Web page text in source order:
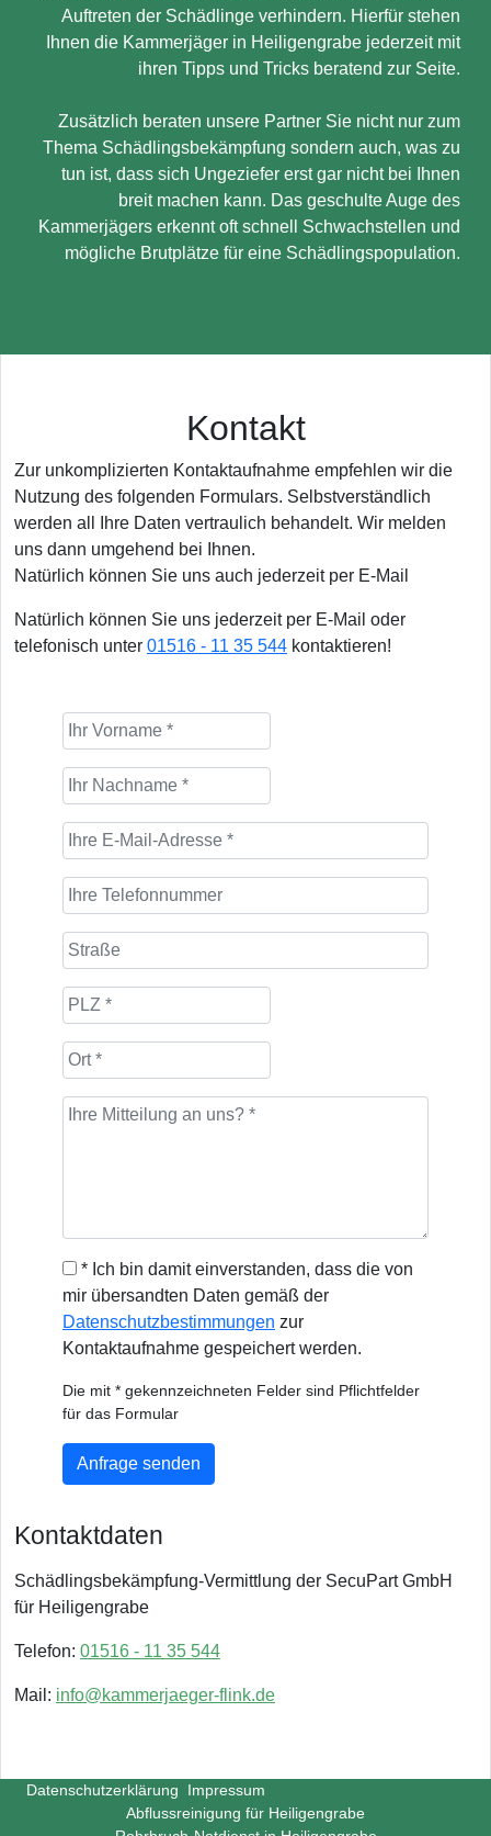
Auftreten der Schädlinge verhindern. Hierfür stehen
Ihnen die Kammerjäger in Heiligengrabe jederzeit mit
ihren Tipps und Tricks beratend zur Seite.
Zusätzlich beraten unsere Partner Sie nicht nur zum
Thema Schädlingsbekämpfung sondern auch, was zu
tun ist, dass sich Ungeziefer erst gar nicht bei Ihnen
breit machen kann. Das geschulte Auge des
Kammerjägers erkennt oft schnell Schwachstellen und
mögliche Brutplätze für eine Schädlingspopulation.
Kontakt
Zur unkomplizierten Kontaktaufnahme empfehlen wir die
Nutzung des folgenden Formulars. Selbstverständlich
werden all Ihre Daten vertraulich behandelt. Wir melden
uns dann umgehend bei Ihnen.
Natürlich können Sie uns auch jederzeit per E-Mail
Natürlich können Sie uns jederzeit per E-Mail oder
telefonisch unter 01516 - 11 35 544 kontaktieren!
* Ich bin damit einverstanden, dass die von
mir übersandten Daten gemäß der
Datenschutzbestimmungen zur
Kontaktaufnahme gespeichert werden.
Die mit * gekennzeichneten Felder sind Pflichtfelder
für das Formular
Anfrage senden
Kontaktdaten
Schädlingsbekämpfung-Vermittlung der SecuPart GmbH
für Heiligengrabe
Telefon: 01516 - 11 35 544
Mail: info@kammerjaeger-flink.de
Datenschutzerklärung
Impressum
Abflussreinigung für Heiligengrabe